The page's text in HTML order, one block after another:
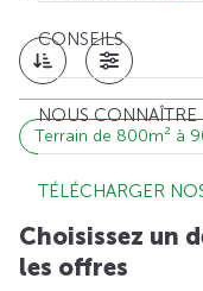
CONSEILS
NOUS CONNAÎTRE
TÉLÉCHARGER
Terrain de 800m² à
Choisissez un
les offres